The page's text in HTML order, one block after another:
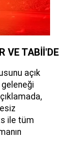
VE TABİİ'DE
açık
geleneği
ile tüm